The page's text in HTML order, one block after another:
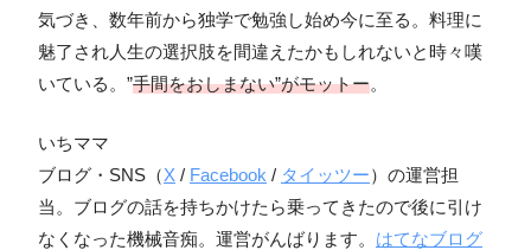
気づき、数年前から独学で勉強し始め今に至る。料理に
魅了され人生の選択肢を間違えたかもしれないと時々嘆
いている。”手間をおしまない”がモットー。
いちママ
ブログ・SNS（X / Facebook / タイッツー）の運営担
当。ブログの話を持ちかけたら乗ってきたので後に引け
なくなった機械音痴。運営がんばります。 はてなブログ